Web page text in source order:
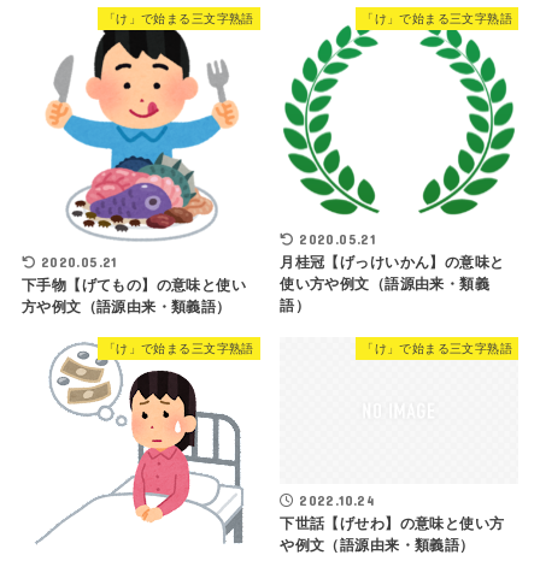
「け」で始まる三文字熟語
2020.05.21
下手物【げてもの】の意味と使い
方や例文（語源由来・類義語）
「け」で始まる三文字熟語
2020.05.21
月桂冠【げっけいかん】の意味と
使い方や例文（語源由来・類義
語）
「け」で始まる三文字熟語 「け」で始まる三文字熟語
2022.10.24
下世話【げせわ】の意味と使い方
や例文（語源由来・類義語）